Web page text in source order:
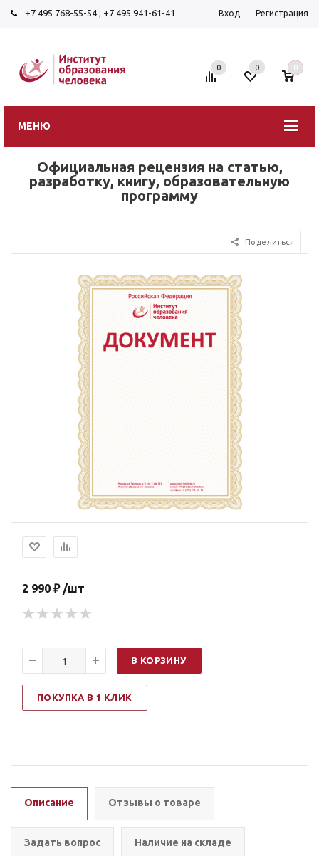
+7 495 768-55-54 ; +7 495 941-61-41 Вход Регистрация
МЕНЮ
0 0 0
Официальная рецензия на статью,
разработку, книгу, образовательную
программу
Поделиться
2 990 ₽ /шт
В КОРЗИНУ
ПОКУПКА В 1 КЛИК
Описание Отзывы о товаре
Задать вопрос Наличие на складе